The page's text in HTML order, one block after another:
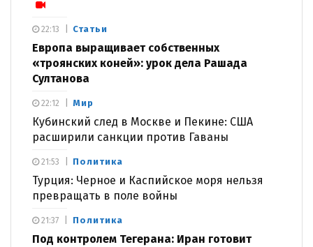
Статьи
Европа выращивает собственных
«троянских коней»: урок дела Рашада
Султанова
22:13
Мир
Кубинский след в Москве и Пекине: США
расширили санкции против Гаваны
22:12
Политика
Турция: Черное и Каспийское моря нельзя
превращать в поле войны
21:53
Политика
Под контролем Тегерана: Иран готовит
21:37